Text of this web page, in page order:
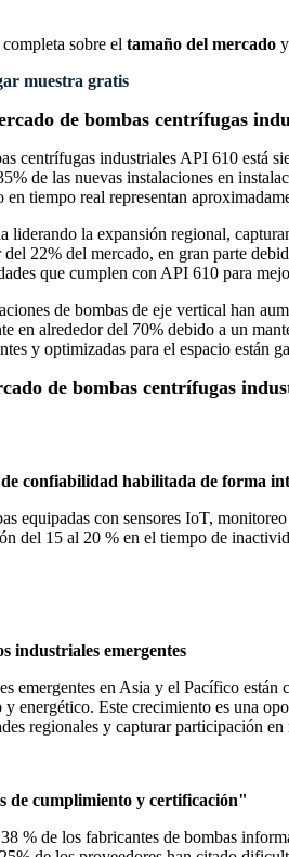
sobre el tamaño del mercado
muestra gratis
de bombas centrífugas
centrífugas industriales API 610 está
de las nuevas instalaciones en
en tiempo real representan
liderando la expansión regional,
22% del mercado, en gran parte
que cumplen con API 610 para
de bombas de eje vertical han
en alrededor del 70% debido a un
y optimizadas para el espacio están
de bombas centrífugas
confiabilidad habilitada de forma
equipadas con sensores IoT,
del 15 al 20 % en el tiempo de
industriales emergentes
emergentes en Asia y el Pacífico
energético. Este crecimiento es una
regionales y capturar participación
de cumplimiento y certificación"
% de los fabricantes de bombas